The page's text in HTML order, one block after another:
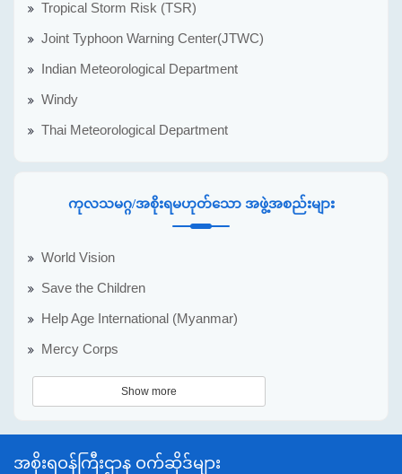
Tropical Storm Risk (TSR)
Joint Typhoon Warning Center(JTWC)
Indian Meteorological Department
Windy
Thai Meteorological Department
ကုလသမဂ္ဂ/အစိုးရမဟုတ်သော အဖွဲ့အစည်းများ
World Vision
Save the Children
Help Age International (Myanmar)
Mercy Corps
Show more
အစိုးရဝန်ကြီးဌာန ဝက်ဆိုဒ်များ